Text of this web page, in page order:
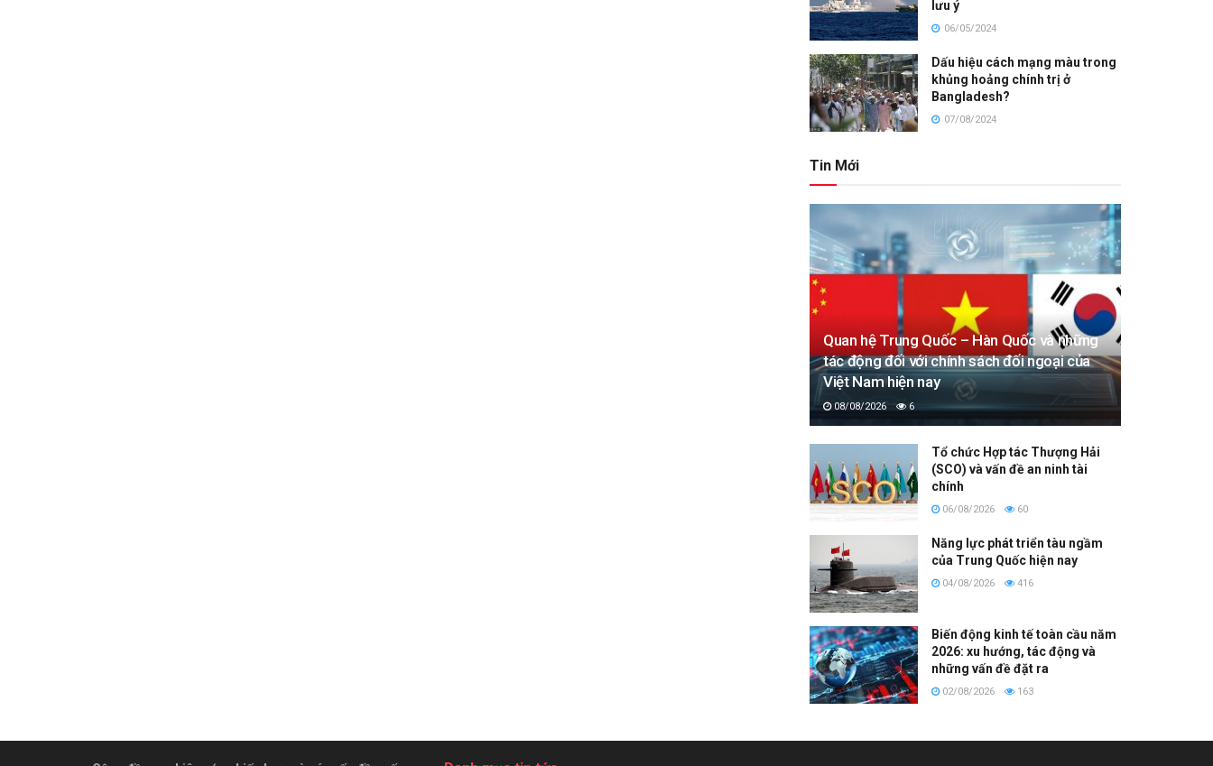
lưu ý
06/05/2024
Dấu hiệu cách mạng màu trong
khủng hoảng chính trị ở
Bangladesh?
07/08/2024
Tin Mới
Quan hệ Trung Quốc – Hàn Quốc và những
tác động đối với chính sách đối ngoại của
Việt Nam hiện nay
08/08/2026 6
Tổ chức Hợp tác Thượng Hải
(SCO) và vấn đề an ninh tài
chính
06/08/2026 60
Năng lực phát triển tàu ngầm
của Trung Quốc hiện nay
04/08/2026 416
Biến động kinh tế toàn cầu năm
2026: xu hướng, tác động và
những vấn đề đặt ra
02/08/2026 163